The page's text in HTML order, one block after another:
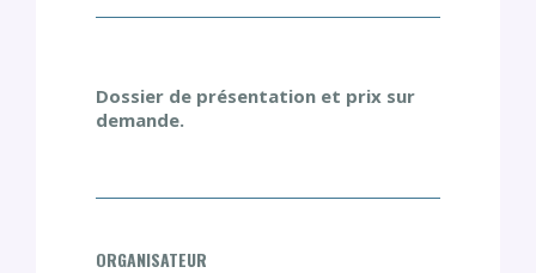
Dossier de présentation et prix sur
demande.
ORGANISATEUR